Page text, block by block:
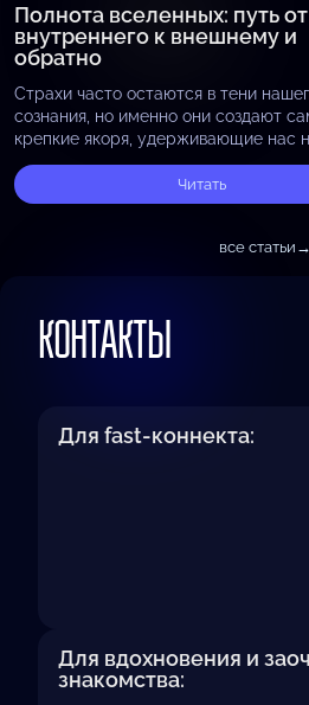
Полнота вселенных: путь от
внутреннего к внешнему и
обратно
Страхи часто остаются в тени
сознания, но именно они создают
крепкие якоря, удерживающие нас
не позволяющие двигаться вперёд.
страх неудачи, страх осуждения,
Читать
все статьи →
КОНТАКТЫ
Для fast-коннекта:
Для вдохновения и
знакомства: